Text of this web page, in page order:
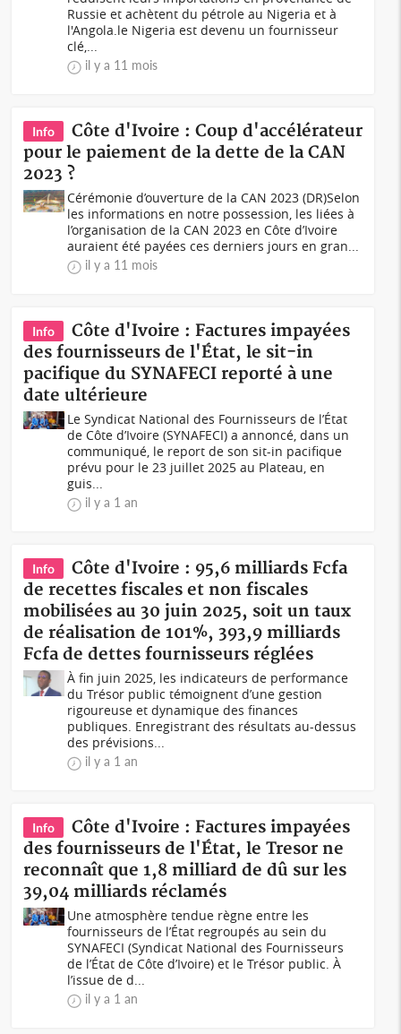
Russie et achètent du pétrole au Nigeria et à
l'Angola.le Nigeria est devenu un fournisseur
clé,...
il y a 11 mois
Info
Côte d'Ivoire : Coup d'accélérateur
pour le paiement de la dette de la CAN
2023 ?
Cérémonie d’ouverture de la CAN 2023 (DR)Selon
les informations en notre possession, les liées à
l’organisation de la CAN 2023 en Côte d’Ivoire
auraient été payées ces derniers jours en gran...
il y a 11 mois
Info
Côte d'Ivoire : Factures impayées
des fournisseurs de l'État, le sit-in
pacifique du SYNAFECI reporté à une
date ultérieure
Le Syndicat National des Fournisseurs de l’État
de Côte d’Ivoire (SYNAFECI) a annoncé, dans un
communiqué, le report de son sit-in pacifique
prévu pour le 23 juillet 2025 au Plateau, en
guis...
il y a 1 an
Info
Côte d'Ivoire : 95,6 milliards Fcfa
de recettes fiscales et non fiscales
mobilisées au 30 juin 2025, soit un taux
de réalisation de 101%, 393,9 milliards
Fcfa de dettes fournisseurs réglées
À fin juin 2025, les indicateurs de performance
du Trésor public témoignent d’une gestion
rigoureuse et dynamique des finances
publiques. Enregistrant des résultats au-dessus
des prévisions...
il y a 1 an
Info
Côte d'Ivoire : Factures impayées
des fournisseurs de l'État, le Tresor ne
reconnaît que 1,8 milliard de dû sur les
39,04 milliards réclamés
Une atmosphère tendue règne entre les
fournisseurs de l’État regroupés au sein du
SYNAFECI (Syndicat National des Fournisseurs
de l’État de Côte d’Ivoire) et le Trésor public. À
l’issue de d...
il y a 1 an